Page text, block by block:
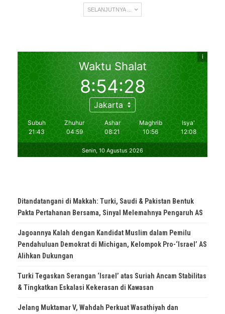
SELANJUTNYA ...
Ditandatangani di Makkah: Turki, Saudi & Pakistan Bentuk
Pakta Pertahanan Bersama, Sinyal Melemahnya Pengaruh AS
Jagoannya Kalah dengan Kandidat Muslim dalam Pemilu
Pendahuluan Demokrat di Michigan, Kelompok Pro-‘Israel’ AS
Alihkan Dukungan
Turki Tegaskan Serangan ‘Israel’ atas Suriah Ancam Stabilitas
& Tingkatkan Eskalasi Kekerasan di Kawasan
Jelang Muktamar V, Wahdah Perkuat Wasathiyah dan